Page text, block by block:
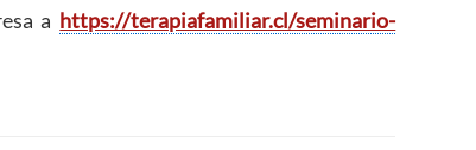
a https://terapiafamiliar.cl/seminario-